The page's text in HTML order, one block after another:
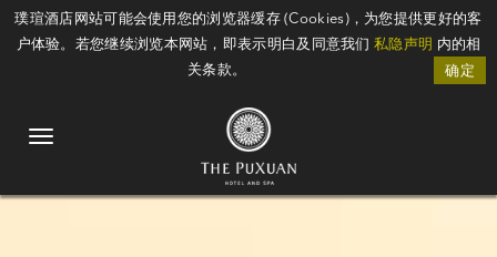
璞瑄酒店网站可能会使用您的浏览器缓存 (Cookies)，为您提供更好的客
户体验。若您继续浏览本网站，即表示明白及同意我们私隐声明 内的相
关条款。
确定
Toggle